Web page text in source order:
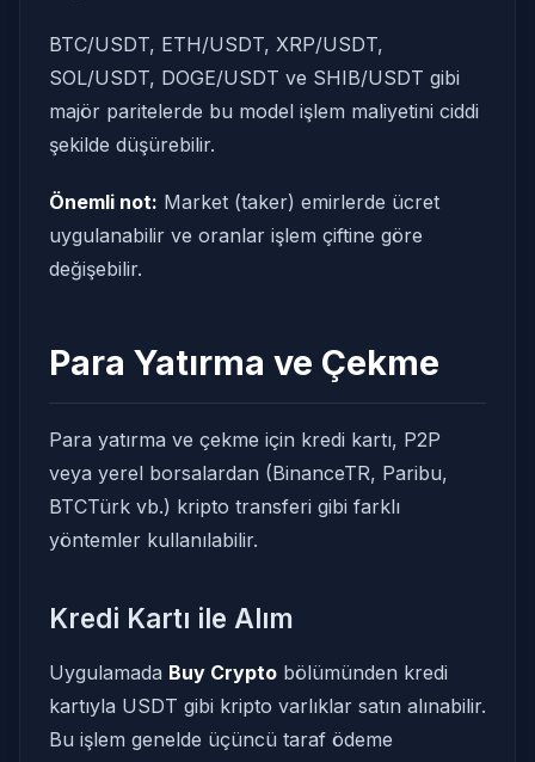
BTC/USDT, ETH/USDT, XRP/USDT,
SOL/USDT, DOGE/USDT ve SHIB/USDT gibi
majör paritelerde bu model işlem maliyetini ciddi
şekilde düşürebilir.
Önemli not: Market (taker) emirlerde ücret
uygulanabilir ve oranlar işlem çiftine göre
değişebilir.
Para Yatırma ve Çekme
Para yatırma ve çekme için kredi kartı, P2P
veya yerel borsalardan (BinanceTR, Paribu,
BTCTürk vb.) kripto transferi gibi farklı
yöntemler kullanılabilir.
Kredi Kartı ile Alım
Uygulamada Buy Crypto bölümünden kredi
kartıyla USDT gibi kripto varlıklar satın alınabilir.
Bu işlem genelde üçüncü taraf ödeme